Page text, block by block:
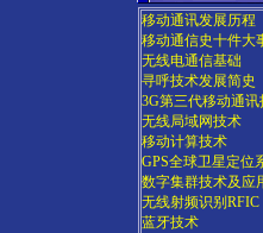
移动通讯发展历程
移动通信史十件大
无线电通信基础
寻呼技术发展简史
3G第三代移动通讯
无线局域网技术
移动计算技术
GPS全球卫星定位
数字集群技术及应
无线射频识别RFIC
蓝牙技术